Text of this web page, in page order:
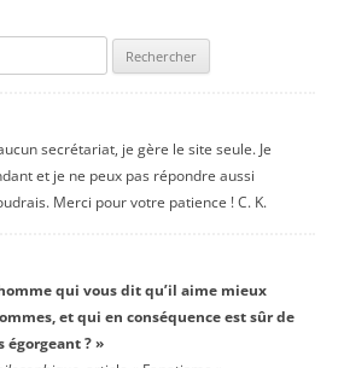
secrétariat, je gère le site seule. Je
et je ne peux pas répondre aussi
Merci pour votre patience ! C. K.
qui vous dit qu’il aime mieux
et qui en conséquence est sûr de
? »